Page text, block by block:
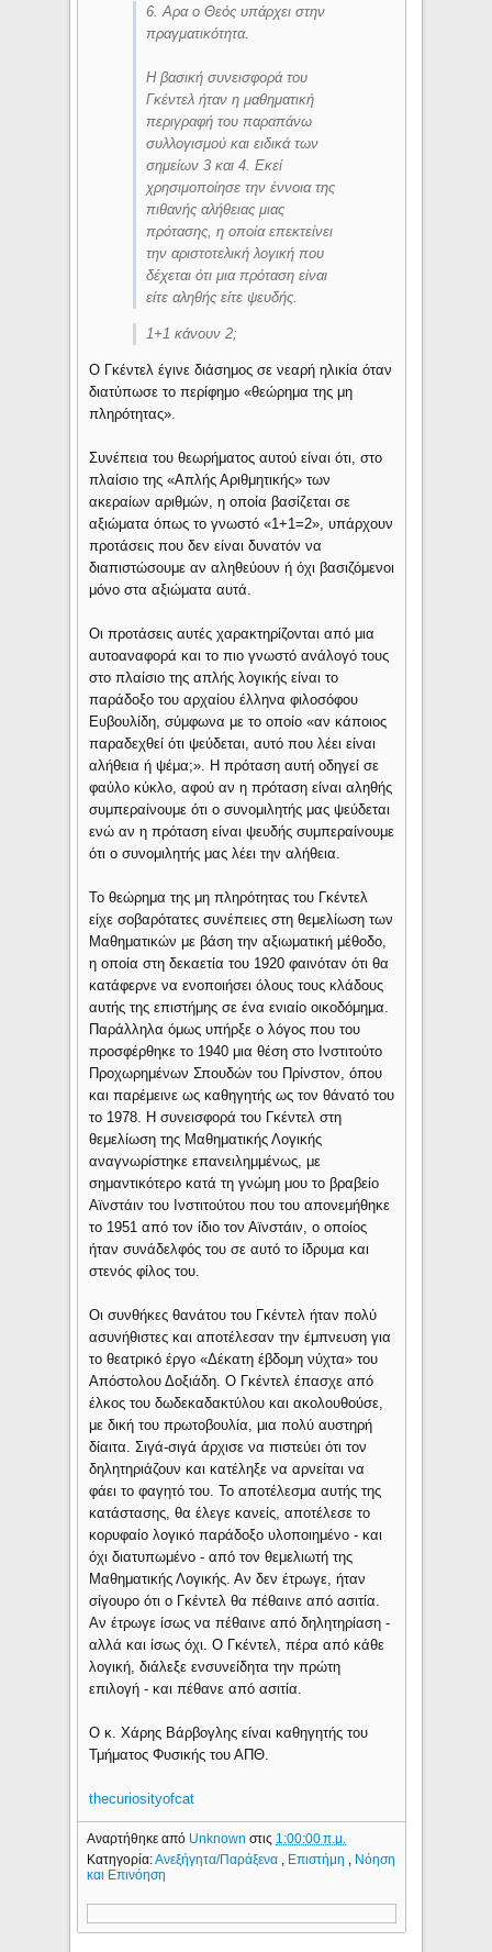
6. Αρα ο Θεός υπάρχει στην
πραγματικότητα.
Η βασική συνεισφορά του
Γκέντελ ήταν η μαθηματική
περιγραφή του παραπάνω
συλλογισμού και ειδικά των
σημείων 3 και 4. Εκεί
χρησιμοποίησε την έννοια της
πιθανής αλήθειας μιας
πρότασης, η οποία επεκτείνει
την αριστοτελική λογική που
δέχεται ότι μια πρόταση είναι
είτε αληθής είτε ψευδής.
1+1 κάνουν 2;
Ο Γκέντελ έγινε διάσημος σε νεαρή ηλικία όταν
διατύπωσε το περίφημο «θεώρημα της μη
πληρότητας».
Συνέπεια του θεωρήματος αυτού είναι ότι, στο
πλαίσιο της «Απλής Αριθμητικής» των
ακεραίων αριθμών, η οποία βασίζεται σε
αξιώματα όπως το γνωστό «1+1=2», υπάρχουν
προτάσεις που δεν είναι δυνατόν να
διαπιστώσουμε αν αληθεύουν ή όχι βασιζόμενοι
μόνο στα αξιώματα αυτά.
Οι προτάσεις αυτές χαρακτηρίζονται από μια
αυτοαναφορά και το πιο γνωστό ανάλογό τους
στο πλαίσιο της απλής λογικής είναι το
παράδοξο του αρχαίου έλληνα φιλοσόφου
Ευβουλίδη, σύμφωνα με το οποίο «αν κάποιος
παραδεχθεί ότι ψεύδεται, αυτό που λέει είναι
αλήθεια ή ψέμα;». Η πρόταση αυτή οδηγεί σε
φαύλο κύκλο, αφού αν η πρόταση είναι αληθής
συμπεραίνουμε ότι ο συνομιλητής μας ψεύδεται
ενώ αν η πρόταση είναι ψευδής συμπεραίνουμε
ότι ο συνομιλητής μας λέει την αλήθεια.
Το θεώρημα της μη πληρότητας του Γκέντελ
είχε σοβαρότατες συνέπειες στη θεμελίωση των
Μαθηματικών με βάση την αξιωματική μέθοδο,
η οποία στη δεκαετία του 1920 φαινόταν ότι θα
κατάφερνε να ενοποιήσει όλους τους κλάδους
αυτής της επιστήμης σε ένα ενιαίο οικοδόμημα.
Παράλληλα όμως υπήρξε ο λόγος που του
προσφέρθηκε το 1940 μια θέση στο Ινστιτούτο
Προχωρημένων Σπουδών του Πρίνστον, όπου
και παρέμεινε ως καθηγητής ως τον θάνατό του
το 1978. Η συνεισφορά του Γκέντελ στη
θεμελίωση της Μαθηματικής Λογικής
αναγνωρίστηκε επανειλημμένως, με
σημαντικότερο κατά τη γνώμη μου το βραβείο
Αϊνστάιν του Ινστιτούτου που του απονεμήθηκε
το 1951 από τον ίδιο τον Αϊνστάιν, ο οποίος
ήταν συνάδελφός του σε αυτό το ίδρυμα και
στενός φίλος του.
Οι συνθήκες θανάτου του Γκέντελ ήταν πολύ
ασυνήθιστες και αποτέλεσαν την έμπνευση για
το θεατρικό έργο «Δέκατη έβδομη νύχτα» του
Απόστολου Δοξιάδη. Ο Γκέντελ έπασχε από
έλκος του δωδεκαδακτύλου και ακολουθούσε,
με δική του πρωτοβουλία, μια πολύ αυστηρή
δίαιτα. Σιγά-σιγά άρχισε να πιστεύει ότι τον
δηλητηριάζουν και κατέληξε να αρνείται να
φάει το φαγητό του. Το αποτέλεσμα αυτής της
κατάστασης, θα έλεγε κανείς, αποτέλεσε το
κορυφαίο λογικό παράδοξο υλοποιημένο - και
όχι διατυπωμένο - από τον θεμελιωτή της
Μαθηματικής Λογικής. Αν δεν έτρωγε, ήταν
σίγουρο ότι ο Γκέντελ θα πέθαινε από ασιτία.
Αν έτρωγε ίσως να πέθαινε από δηλητηρίαση -
αλλά και ίσως όχι. Ο Γκέντελ, πέρα από κάθε
λογική, διάλεξε ενσυνείδητα την πρώτη
επιλογή - και πέθανε από ασιτία.
Ο κ. Χάρης Βάρβογλης είναι καθηγητής του
Τμήματος Φυσικής του ΑΠΘ.
thecuriosityofcat
Αναρτήθηκε από Unknownστις 1:00:00 π.μ.
Κατηγορία:Ανεξήγητα/Παράξενα Επιστήμη
Νόηση
και Επινόηση